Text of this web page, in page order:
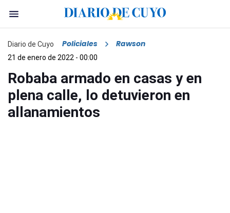
Diario de Cuyo Policiales Rawson
21 de enero de 2022 - 00:00
Robaba armado en casas y en
plena calle, lo detuvieron en
allanamientos